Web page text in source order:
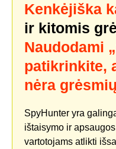
Kenkėjiška
ir kitomis
Naudodami
patikrinkite,
nėra grėsmių
SpyHunter yra
ištaisymo ir
vartotojams atlikti